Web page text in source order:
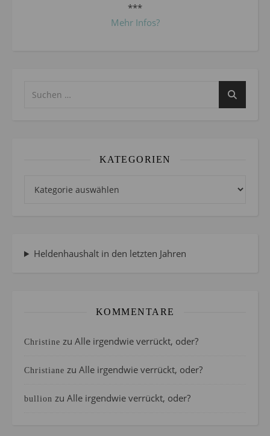
***
Mehr Infos?
KATEGORIEN
Heldenhaushalt in den letzten Jahren
KOMMENTARE
Christine zu Alle irgendwie verrückt, oder?
Christiane zu Alle irgendwie verrückt, oder?
bullion zu Alle irgendwie verrückt, oder?